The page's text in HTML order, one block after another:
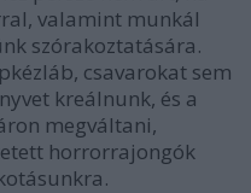
valamint munkál
szórakoztatására.
csavarokat sem
kreálnunk, és a
megváltani,
horrorrajongók